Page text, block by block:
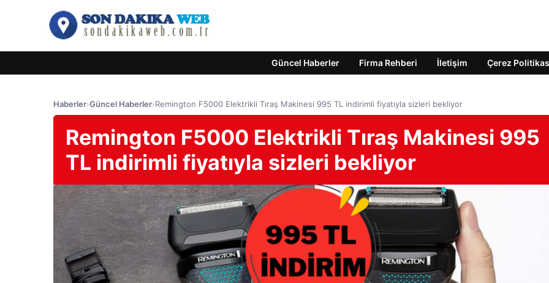
Güncel Haberler Firma Rehberi İletişim Çerez
Haberler›Güncel Haberler›Remington F5000 Elektrikli Tıraş Makinesi 995 TL indirimli fiyatıyla sizleri bekliyor
Remington F5000 Elektrikli Tıraş Makinesi 995
TL indirimli fiyatıyla sizleri bekliyor